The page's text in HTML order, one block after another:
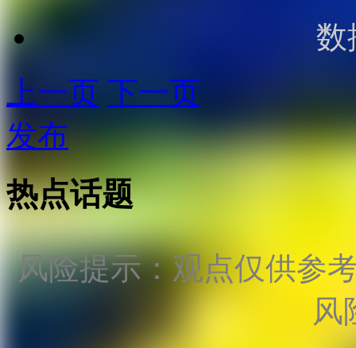
数
上一页 下一页
发布
热点话题
风险提示：观点仅供参
风